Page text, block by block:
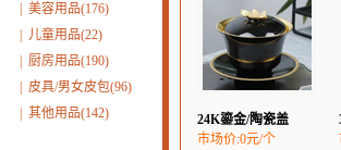
美容用品(176)
儿童用品(22)
厨房用品(190)
皮具/男女皮包(96)
其他用品(142)
24K鎏金/陶瓷盖
市场价:0元/个